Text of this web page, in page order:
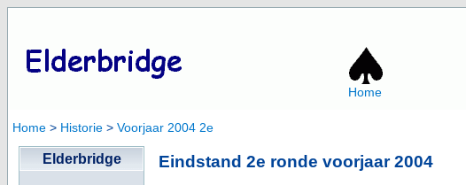
Home
Home > Historie > Voorjaar 2004 2e
Elderbridge Eindstand 2e ronde voorjaar 2004